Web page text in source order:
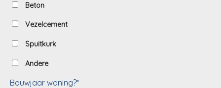
Beton
Vezelcement
Spuitkurk
Andere
Bouwjaar woning?*